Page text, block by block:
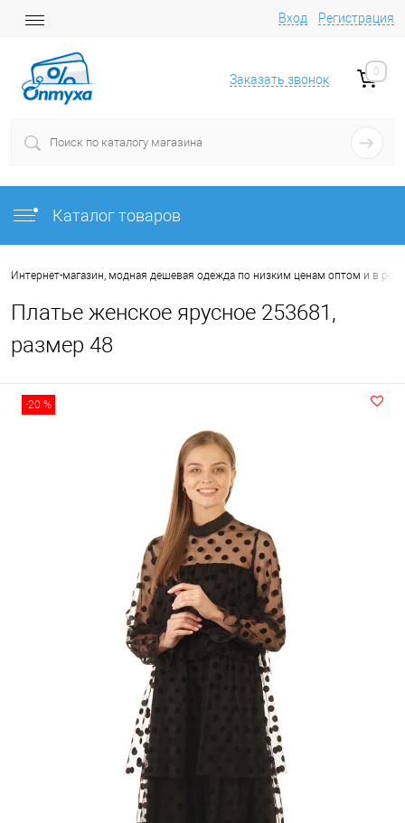
Вход Регистрация
Заказать звонок
0
Каталог товаров
Интернет-магазин, модная дешевая одежда по низким ценам оптом и в
Платье женское ярусное 253681,
размер 48
-20 %